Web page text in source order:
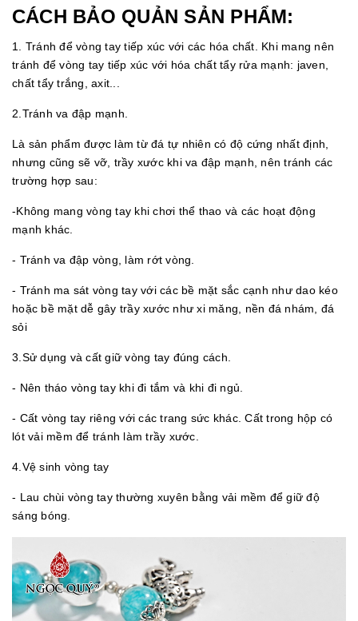
CÁCH BẢO QUẢN SẢN PHẨM:
1. Tránh để vòng tay tiếp xúc với các hóa chất. Khi mang nên
tránh để vòng tay tiếp xúc với hóa chất tẩy rửa mạnh: javen,
chất tẩy trắng, axit...
2.Tránh va đập mạnh.
Là sản phẩm được làm từ đá tự nhiên có độ cứng nhất định,
nhưng cũng sẽ vỡ, trầy xước khi va đập mạnh, nên tránh các
trường hợp sau:
-Không mang vòng tay khi chơi thể thao và các hoạt động
mạnh khác.
- Tránh va đập vòng, làm rớt vòng.
- Tránh ma sát vòng tay với các bề mặt sắc cạnh như dao kéo
hoặc bề mặt dễ gây trầy xước như xi măng, nền đá nhám, đá
sỏi
3.Sử dụng và cất giữ vòng tay đúng cách.
- Nên tháo vòng tay khi đi tắm và khi đi ngủ.
- Cất vòng tay riêng với các trang sức khác. Cất trong hộp có
lót vải mềm để tránh làm trầy xước.
4.Vệ sinh vòng tay
- Lau chùi vòng tay thường xuyên bằng vải mềm để giữ độ
sáng bóng.